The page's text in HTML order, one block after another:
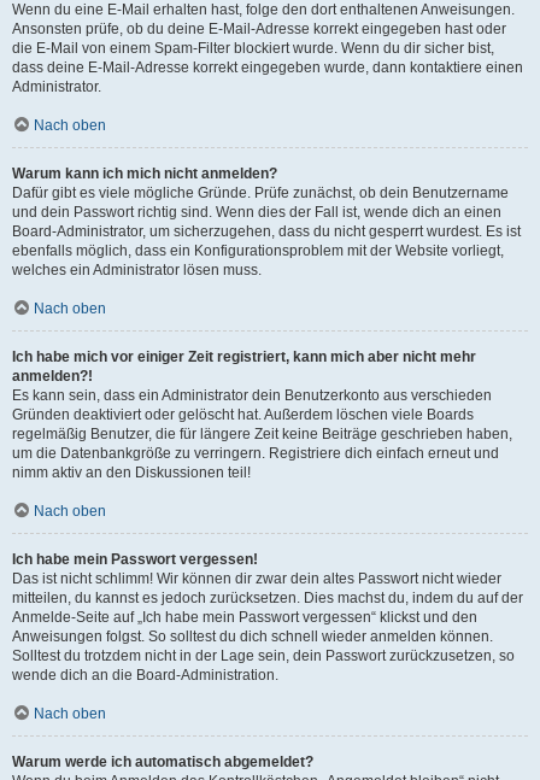
Wenn du eine E-Mail erhalten hast, folge den dort enthaltenen Anweisungen.
Ansonsten prüfe, ob du deine E-Mail-Adresse korrekt eingegeben hast oder
die E-Mail von einem Spam-Filter blockiert wurde. Wenn du dir sicher bist,
dass deine E-Mail-Adresse korrekt eingegeben wurde, dann kontaktiere einen
Administrator.
Nach oben
Warum kann ich mich nicht anmelden?
Dafür gibt es viele mögliche Gründe. Prüfe zunächst, ob dein Benutzername
und dein Passwort richtig sind. Wenn dies der Fall ist, wende dich an einen
Board-Administrator, um sicherzugehen, dass du nicht gesperrt wurdest. Es ist
ebenfalls möglich, dass ein Konfigurationsproblem mit der Website vorliegt,
welches ein Administrator lösen muss.
Nach oben
Ich habe mich vor einiger Zeit registriert, kann mich aber nicht mehr
anmelden?!
Es kann sein, dass ein Administrator dein Benutzerkonto aus verschieden
Gründen deaktiviert oder gelöscht hat. Außerdem löschen viele Boards
regelmäßig Benutzer, die für längere Zeit keine Beiträge geschrieben haben,
um die Datenbankgröße zu verringern. Registriere dich einfach erneut und
nimm aktiv an den Diskussionen teil!
Nach oben
Ich habe mein Passwort vergessen!
Das ist nicht schlimm! Wir können dir zwar dein altes Passwort nicht wieder
mitteilen, du kannst es jedoch zurücksetzen. Dies machst du, indem du auf der
Anmelde-Seite auf „Ich habe mein Passwort vergessen“ klickst und den
Anweisungen folgst. So solltest du dich schnell wieder anmelden können.
Solltest du trotzdem nicht in der Lage sein, dein Passwort zurückzusetzen, so
wende dich an die Board-Administration.
Nach oben
Warum werde ich automatisch abgemeldet?